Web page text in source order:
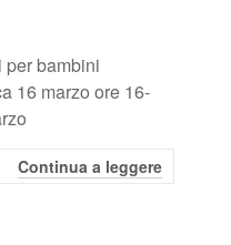
bambini
16 marzo ore 16-
Continua a leggere